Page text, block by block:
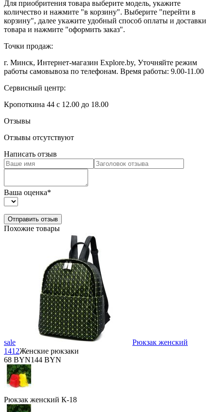
Для приобритения товара выберите модель, укажите
количество и нажмите "в корзину". Выберите "перейти в
корзину", далее укажите удобный способ оплаты и доставки
товара и нажмите "оформить заказ".
Точки продаж:
г. Минск, Интернет-магазин Explore.by, Уточняйте режим
работы самовывоза по телефонам. Время работы: 9.00-11.00
Сервисный центр:
Кропоткина 44 с 12.00 до 18.00
Отзывы
Отзывы отсутствуют
Написать отзыв
Ваша оценка*
Похожие товары
sale
Рюкзак женский
1412Женские рюкзаки
68 BYN144 BYN
Рюкзак женский К-18